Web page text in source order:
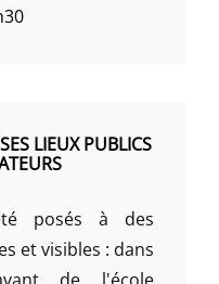
LIEUX PUBLICS
posés à des
et visibles : dans